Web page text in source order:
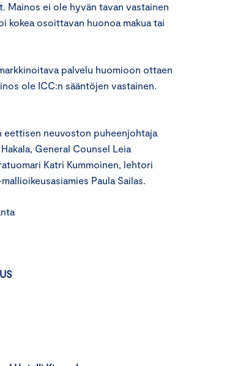
Mainos ei ole hyvän tavan vastainen
kokea osoittavan huonoa makua tai
palvelu huomioon ottaen
ole ICC:n sääntöjen vastainen.
eettisen neuvoston puheenjohtaja
General Counsel Leia
Katri Kummoinen, lehtori
Paula Sailas.